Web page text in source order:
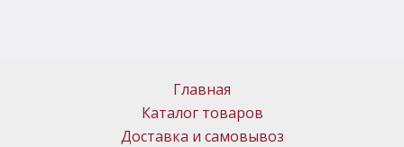
Главная
Каталог товаров
Доставка и самовывоз